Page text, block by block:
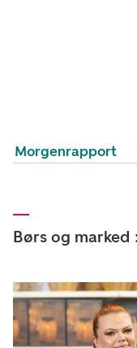
Morgenrapport
Børs og marked